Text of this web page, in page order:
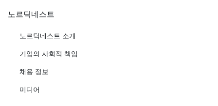
노르딕네스트
노르딕네스트 소개
기업의 사회적 책임
채용 정보
미디어